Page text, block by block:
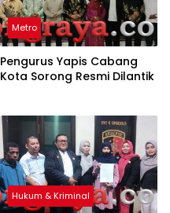
Metro
Pengurus Yapis Cabang
Kota Sorong Resmi Dilantik
Hukum & Kriminal